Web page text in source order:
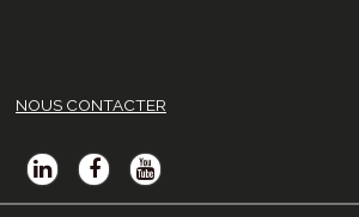
NOUS CONTACTER